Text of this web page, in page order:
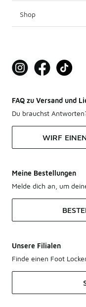
Shop
FAQ zu Versand und
Du brauchst
WIRF
Meine Bestellungen
Melde dich an, um
Unsere Filialen
Finde einen Foot